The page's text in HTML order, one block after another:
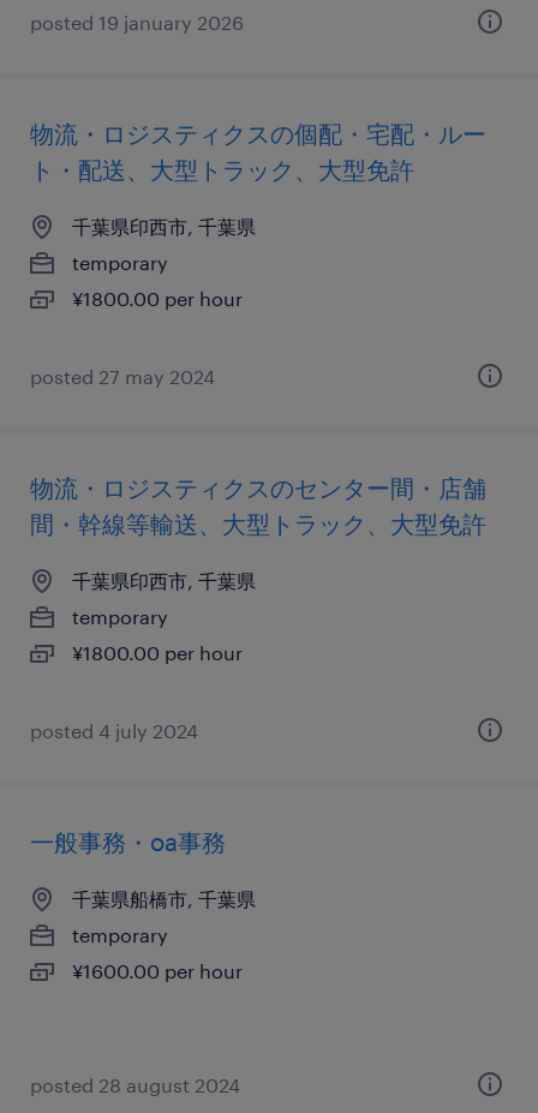
posted 19 january 2026
物流・ロジスティクスの個配・宅配・ルー
ト・配送、大型トラック、大型免許
千葉県印西市, 千葉県
temporary
¥1800.00 per hour
posted 27 may 2024
物流・ロジスティクスのセンター間・店舗
間・幹線等輸送、大型トラック、大型免許
千葉県印西市, 千葉県
temporary
¥1800.00 per hour
posted 4 july 2024
一般事務・oa事務
千葉県船橋市, 千葉県
temporary
¥1600.00 per hour
posted 28 august 2024